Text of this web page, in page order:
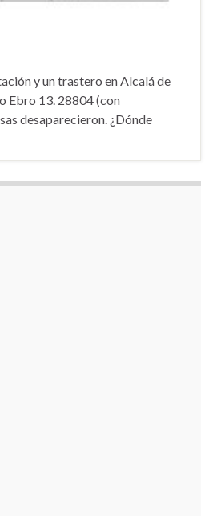
y un trastero en Alcalá de
Ebro 13. 28804 (con
desaparecieron. ¿Dónde